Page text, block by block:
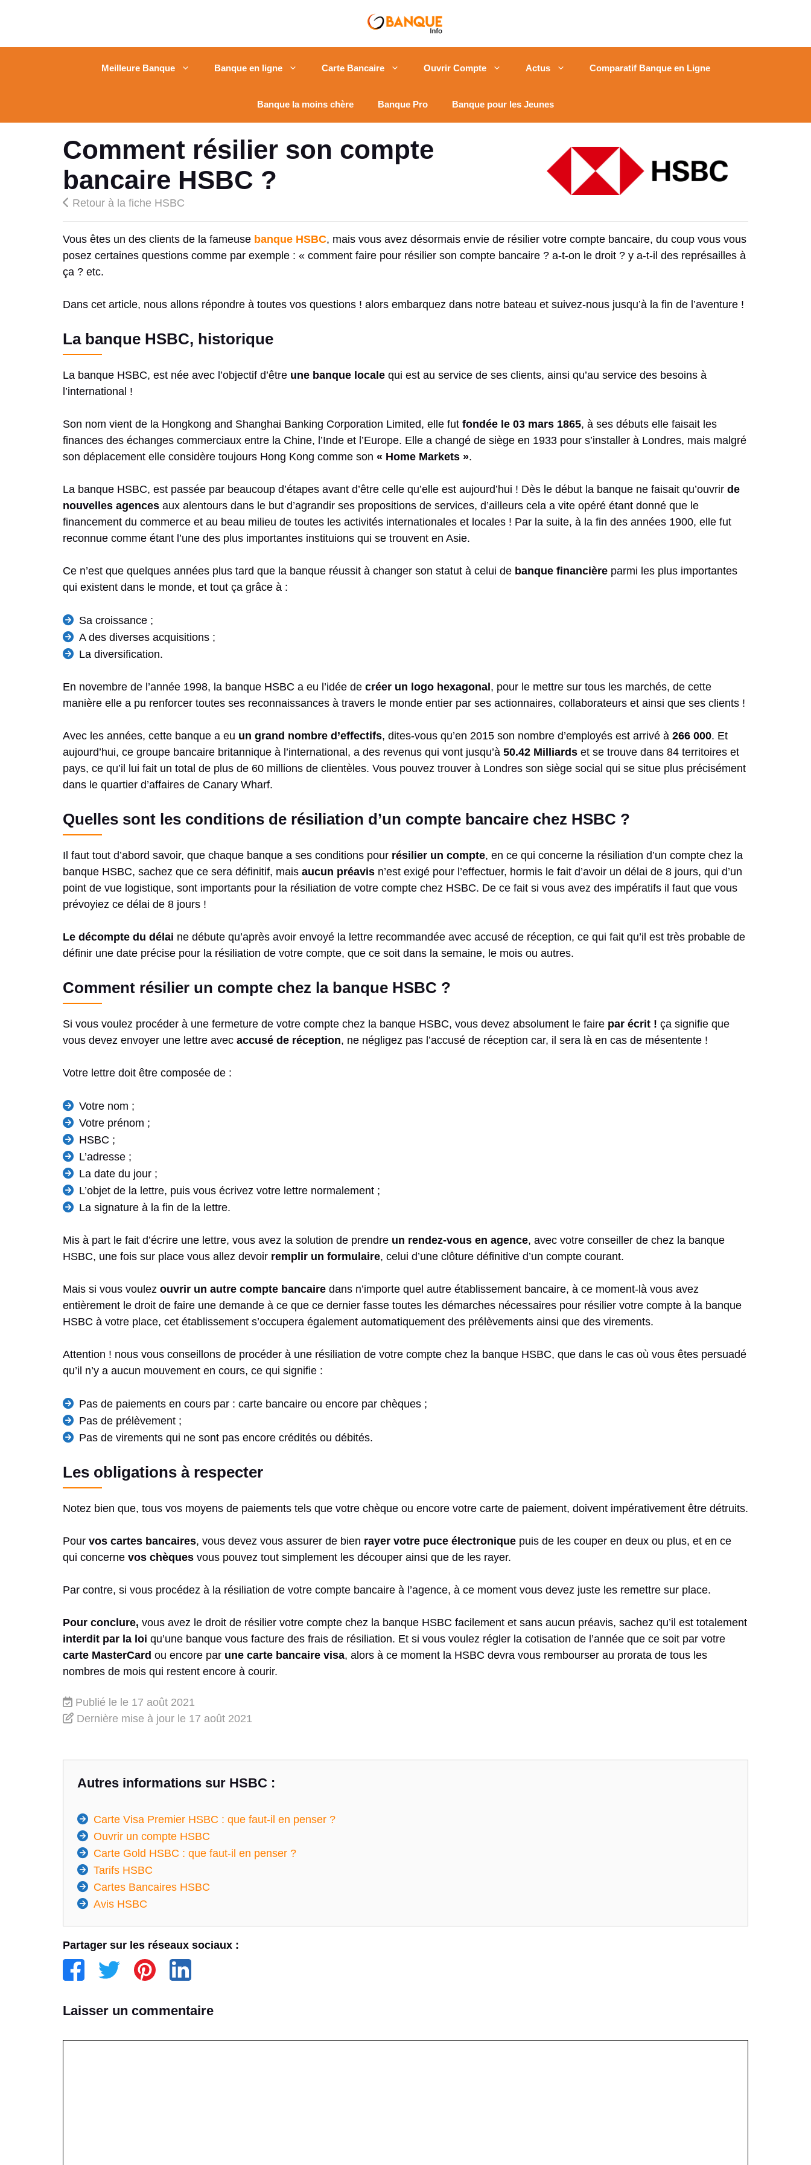
Meilleure Banque Banque en ligne Carte Bancaire Ouvrir Compte Actus Comparatif Banque en Ligne
Banque la moins chère Banque Pro Banque pour les Jeunes
Comment résilier son compte
bancaire HSBC ?
Retour à la fiche HSBC
Vous êtes un des clients de la fameuse banque HSBC, mais vous avez désormais envie de résilier votre compte bancaire, du coup vous vous
posez certaines questions comme par exemple : « comment faire pour résilier son compte bancaire ? a-t-on le droit ? y a-t-il des représailles à
ça ? etc.
Dans cet article, nous allons répondre à toutes vos questions ! alors embarquez dans notre bateau et suivez-nous jusqu’à la fin de l’aventure !
La banque HSBC, historique
La banque HSBC, est née avec l’objectif d’être une banque locale qui est au service de ses clients, ainsi qu’au service des besoins à
l’international !
Son nom vient de la Hongkong and Shanghai Banking Corporation Limited, elle fut fondée le 03 mars 1865, à ses débuts elle faisait les
finances des échanges commerciaux entre la Chine, l’Inde et l’Europe. Elle a changé de siège en 1933 pour s’installer à Londres, mais malgré
son déplacement elle considère toujours Hong Kong comme son « Home Markets ».
La banque HSBC, est passée par beaucoup d’étapes avant d’être celle qu’elle est aujourd’hui ! Dès le début la banque ne faisait qu’ouvrir de
nouvelles agences aux alentours dans le but d’agrandir ses propositions de services, d’ailleurs cela a vite opéré étant donné que le
financement du commerce et au beau milieu de toutes les activités internationales et locales ! Par la suite, à la fin des années 1900, elle fut
reconnue comme étant l’une des plus importantes instituions qui se trouvent en Asie.
Ce n’est que quelques années plus tard que la banque réussit à changer son statut à celui de banque financière parmi les plus importantes
qui existent dans le monde, et tout ça grâce à :
Sa croissance ;
A des diverses acquisitions ;
La diversification.
En novembre de l’année 1998, la banque HSBC a eu l’idée de créer un logo hexagonal , pour le mettre sur tous les marchés, de cette
manière elle a pu renforcer toutes ses reconnaissances à travers le monde entier par ses actionnaires, collaborateurs et ainsi que ses clients !
Avec les années, cette banque a eu un grand nombre d’effectifs, dites-vous qu’en 2015 son nombre d’employés est arrivé à 266 000. Et
aujourd’hui, ce groupe bancaire britannique à l’international, a des revenus qui vont jusqu’à 50.42 Milliards et se trouve dans 84 territoires et
pays, ce qu’il lui fait un total de plus de 60 millions de clientèles. Vous pouvez trouver à Londres son siège social qui se situe plus précisément
dans le quartier d’affaires de Canary Wharf.
Quelles sont les conditions de résiliation d’un compte bancaire chez HSBC ?
Il faut tout d’abord savoir, que chaque banque a ses conditions pour résilier un compte, en ce qui concerne la résiliation d’un compte chez la
banque HSBC, sachez que ce sera définitif, mais aucun préavis n’est exigé pour l’effectuer, hormis le fait d’avoir un délai de 8 jours, qui d’un
point de vue logistique, sont importants pour la résiliation de votre compte chez HSBC. De ce fait si vous avez des impératifs il faut que vous
prévoyiez ce délai de 8 jours !
Le décompte du délai ne débute qu’après avoir envoyé la lettre recommandée avec accusé de réception, ce qui fait qu’il est très probable de
définir une date précise pour la résiliation de votre compte, que ce soit dans la semaine, le mois ou autres.
Comment résilier un compte chez la banque HSBC ?
Si vous voulez procéder à une fermeture de votre compte chez la banque HSBC, vous devez absolument le faire par écrit ! ça signifie que
vous devez envoyer une lettre avec accusé de réception, ne négligez pas l’accusé de réception car, il sera là en cas de mésentente !
Votre lettre doit être composée de :
Votre nom ;
Votre prénom ;
HSBC ;
L’adresse ;
La date du jour ;
L’objet de la lettre, puis vous écrivez votre lettre normalement ;
La signature à la fin de la lettre.
Mis à part le fait d’écrire une lettre, vous avez la solution de prendre un rendez-vous en agence, avec votre conseiller de chez la banque
HSBC, une fois sur place vous allez devoir remplir un formulaire, celui d’une clôture définitive d’un compte courant.
Mais si vous voulez ouvrir un autre compte bancaire dans n’importe quel autre établissement bancaire, à ce moment-là vous avez
entièrement le droit de faire une demande à ce que ce dernier fasse toutes les démarches nécessaires pour résilier votre compte à la banque
HSBC à votre place, cet établissement s’occupera également automatiquement des prélèvements ainsi que des virements.
Attention ! nous vous conseillons de procéder à une résiliation de votre compte chez la banque HSBC, que dans le cas où vous êtes persuadé
qu’il n’y a aucun mouvement en cours, ce qui signifie :
Pas de paiements en cours par : carte bancaire ou encore par chèques ;
Pas de prélèvement ;
Pas de virements qui ne sont pas encore crédités ou débités.
Les obligations à respecter
Notez bien que, tous vos moyens de paiements tels que votre chèque ou encore votre carte de paiement, doivent impérativement être détruits.
Pour vos cartes bancaires, vous devez vous assurer de bien rayer votre puce électronique puis de les couper en deux ou plus, et en ce
qui concerne vos chèques vous pouvez tout simplement les découper ainsi que de les rayer.
Par contre, si vous procédez à la résiliation de votre compte bancaire à l’agence, à ce moment vous devez juste les remettre sur place.
Pour conclure, vous avez le droit de résilier votre compte chez la banque HSBC facilement et sans aucun préavis, sachez qu’il est totalement
interdit par la loi qu’une banque vous facture des frais de résiliation. Et si vous voulez régler la cotisation de l’année que ce soit par votre
carte MasterCard ou encore par une carte bancaire visa, alors à ce moment la HSBC devra vous rembourser au prorata de tous les
nombres de mois qui restent encore à courir.
Publié le le 17 août 2021
Dernière mise à jour le 17 août 2021
Autres informations sur HSBC :
Carte Visa Premier HSBC : que faut-il en penser ?
Ouvrir un compte HSBC
Carte Gold HSBC : que faut-il en penser ?
Tarifs HSBC
Cartes Bancaires HSBC
Avis HSBC
Partager sur les réseaux sociaux :
Laisser un commentaire